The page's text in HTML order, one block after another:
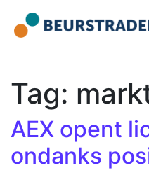
Tag:
AEX opent
ondanks